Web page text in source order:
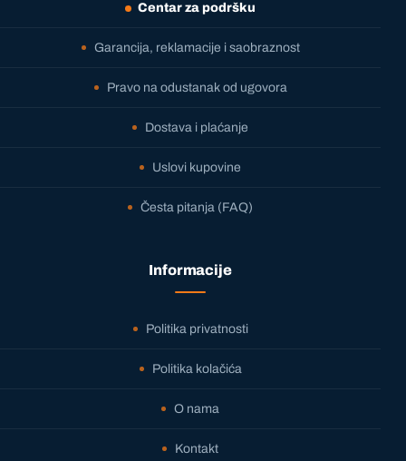
Centar za podršku
Garancija, reklamacije i saobraznost
Pravo na odustanak od ugovora
Dostava i plaćanje
Uslovi kupovine
Česta pitanja (FAQ)
Informacije
Politika privatnosti
Politika kolačića
O nama
Kontakt